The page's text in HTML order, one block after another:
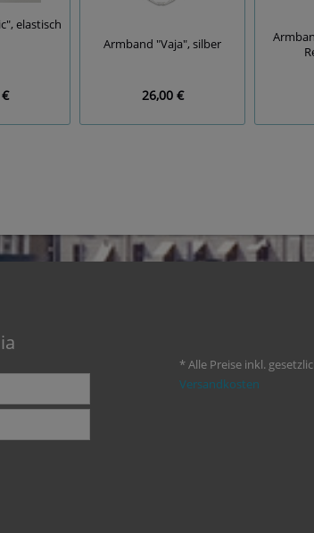
elastisch
Armband "Vaja", silber
26,00 €
* Alle Preise inkl.
Versandkosten